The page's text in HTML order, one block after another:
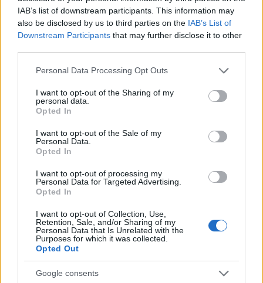
IAB’s list of downstream participants. This information may
also be disclosed by us to third parties on the IAB’s List of
Downstream Participants that may further disclose it to other
Please note that this website/app uses one or more Google
not limited to your visit or usage behaviour. You may click to
grant or deny consent to Google and its third-party tags to
use your data for below specified purposes in below Google
consent section.
Personal Data Processing Opt Outs
I want to opt-out of the Sharing of my
personal data.
Opted In
I want to opt-out of the Sale of my
Personal Data.
Opted In
I want to opt-out of processing my
Personal Data for Targeted Advertising.
Opted In
I want to opt-out of Collection, Use,
Retention, Sale, and/or Sharing of my
Personal Data that Is Unrelated with the
Purposes for which it was collected.
Opted Out
Google consents
Το σύστημα της ΑΑΔΕ
του 2024.Υπενθυμίζεται ότι και φέτος
ισχύει η
έκπτωση του 3%
τον φόρο μέχρι την 31η Ιουλίου. Στην περίπτωση
παράτασης θα δοθεί η δυνατότητα στους
φορολογούμενουςνα πληρώσουν χωρίς
πρόστιμο την πρώτη δόση του φόρου εισοδήματος
μαζί με τη δεύτερη δόση μέχρι τα